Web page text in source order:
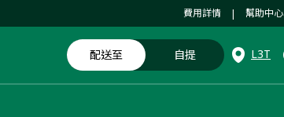
費用詳情 | 幫助中心
配送至 自提 L3T